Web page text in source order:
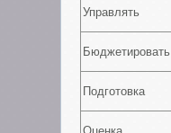
Управлять
Бюджетировать
Подготовка